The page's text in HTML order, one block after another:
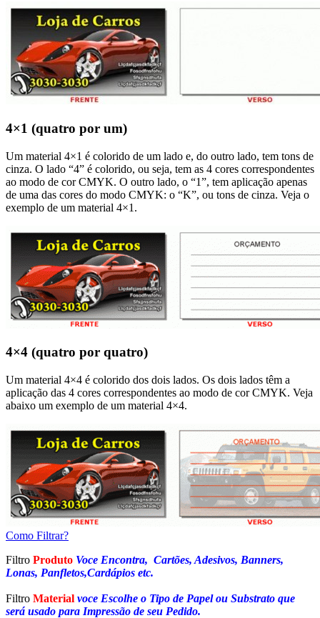
4×1 (quatro por um)
Um material 4×1 é colorido de um lado e, do outro lado, tem tons de
cinza. O lado “4” é colorido, ou seja, tem as 4 cores correspondentes
ao modo de cor CMYK. O outro lado, o “1”, tem aplicação apenas
de uma das cores do modo CMYK: o “K”, ou tons de cinza. Veja o
exemplo de um material 4×1.
4×4 (quatro por quatro)
Um material 4×4 é colorido dos dois lados. Os dois lados têm a
aplicação das 4 cores correspondentes ao modo de cor CMYK. Veja
abaixo um exemplo de um material 4×4.
Como Filtrar?
Filtro Produto Voce Encontra, Cartões, Adesivos, Banners,
Lonas, Panfletos,Cardápios etc.
Filtro Material voce Escolhe o Tipo de Papel ou Substrato que
será usado para Impressão de seu Pedido.